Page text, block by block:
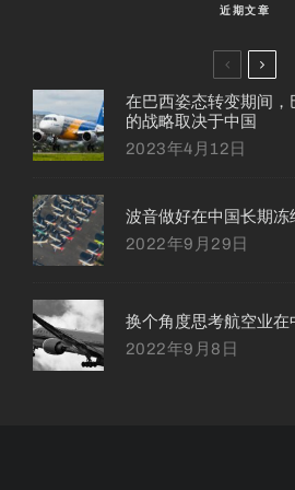
近期文章
在巴西姿态转变期间，
的战略取决于中国
2023年4月12日
波音做好在中国长期冻
2022年9月29日
换个角度思考航空业在
2022年9月8日